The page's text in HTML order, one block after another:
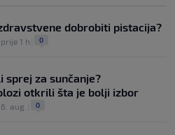
dobrobiti pistacija?
prije 1 h 0
sprej za sunčanje?
otkrili šta je bolji izbor
6. aug. 0